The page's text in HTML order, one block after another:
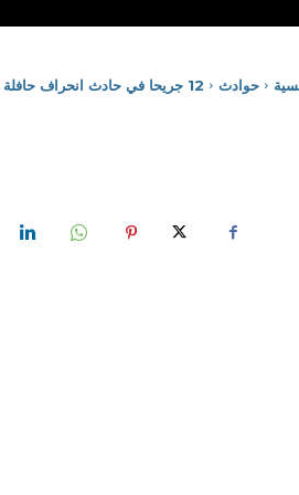
حوادث 12 جريحا في حادث انحراف حافلة بجيجل